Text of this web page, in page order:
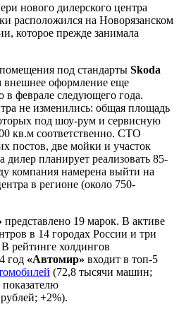
нового дилерского центра
расположился на Новорязанском
которое прежде занимала
под стандарты Skoda
внешнее оформление еще
в феврале следующего года.
не изменились: общая площадь
под шоу-рум и сервисную
кв.м соответственно. СТО
постов, две мойки и участок
дилер планирует реализовать 85-
компания намерена выйти на
в регионе (около 750-
представлено 19 марок. В активе
в 14 городах России и три
рейтинге холдингов
год «Автомир» входит в топ-5
(72,8 тысячи машин;
+2%).